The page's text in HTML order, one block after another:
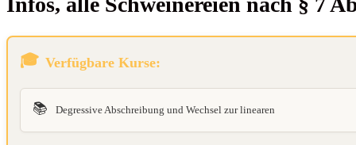
Verfügbare Kurse:
📚 Degressive Abschreibung und Wechsel zur linearen